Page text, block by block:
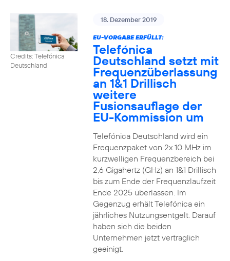
Credits: Telefónica
Deutschland
18. Dezember 2019
EU-VORGABE ERFÜLLT:
Telefónica
Deutschland setzt mit
Frequenzüberlassung
an 1&1 Drillisch
weitere
Fusionsauflage der
EU-Kommission um
Telefónica Deutschland wird ein
Frequenzpaket von 2x 10 MHz im
kurzwelligen Frequenzbereich bei
2,6 Gigahertz (GHz) an 1&1 Drillisch
bis zum Ende der Frequenzlaufzeit
Ende 2025 überlassen. Im
Gegenzug erhält Telefónica ein
jährliches Nutzungsentgelt. Darauf
haben sich die beiden
Unternehmen jetzt vertraglich
geeinigt.